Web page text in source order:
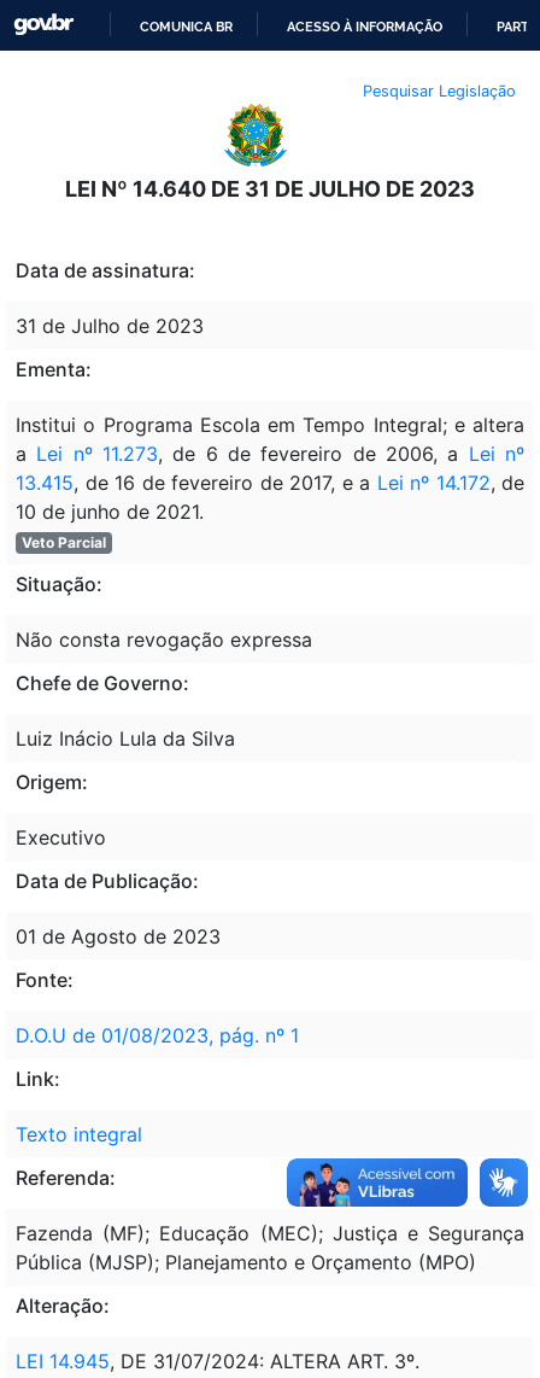
O
CONTEÚDO
COMUNICA BR ACESSO À INFORMAÇÃO
Pesquisar Legislação
LEI Nº 14.640 DE 31 DE JULHO DE 2023
Data de assinatura:
31 de Julho de 2023
Ementa:
Institui o Programa Escola em Tempo Integral; e altera
a Lei nº 11.273, de 6 de fevereiro de 2006, a Lei nº
13.415, de 16 de fevereiro de 2017, e a Lei nº 14.172, de
10 de junho de 2021.
Veto Parcial
Situação:
Não consta revogação expressa
Chefe de Governo:
Luiz Inácio Lula da Silva
Origem:
Executivo
Data de Publicação:
01 de Agosto de 2023
Fonte:
D.O.U de 01/08/2023, pág. nº 1
Link:
Texto integral
Referenda:
Fazenda (MF); Educação (MEC); Justiça e Segurança
Pública (MJSP); Planejamento e Orçamento (MPO)
Alteração:
LEI 14.945, DE 31/07/2024: ALTERA ART. 3º.